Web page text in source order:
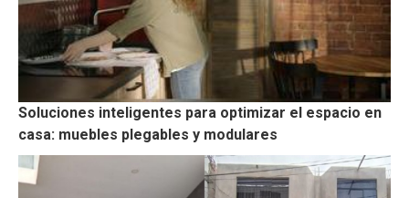
Soluciones inteligentes para optimizar el espacio en
casa: muebles plegables y modulares